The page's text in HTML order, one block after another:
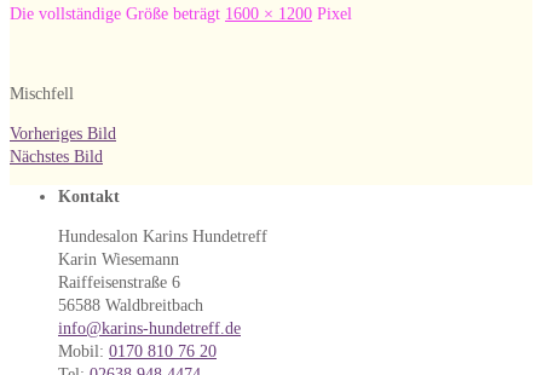
Die vollständige Größe beträgt 1600 × 1200 Pixel
Mischfell
Vorheriges Bild
Nächstes Bild
Kontakt
Hundesalon Karins Hundetreff
Karin Wiesemann
Raiffeisenstraße 6
56588 Waldbreitbach
info@karins-hundetreff.de
Mobil: 0170 810 76 20